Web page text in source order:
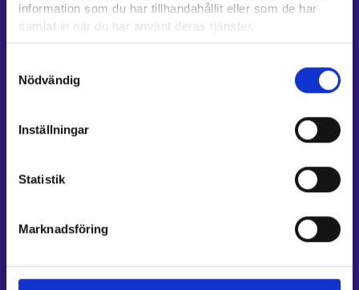
information som du har tillhandahållit eller som de har
samlat in när du har använt deras tjänster.
Cookies
Nödvändig
Inställningar
Statistik
Marknadsföring
Mer information
Arbets- och näringsministeriet⁠
Kompetensstigen⁠
EURES⁠
Följ oss
LinkedIn⁠